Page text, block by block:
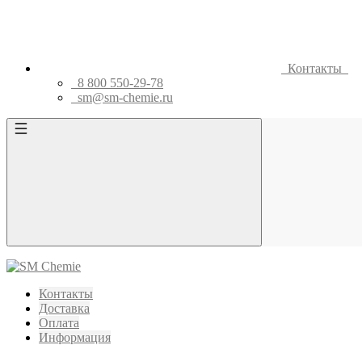
Контакты
8 800 550-29-78
sm@sm-chemie.ru
Контакты
Доставка
Оплата
Информация